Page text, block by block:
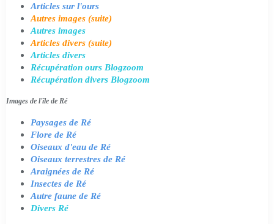
Articles sur l'ours
Autres images (suite)
Autres images
Articles divers (suite)
Articles divers
Récupération ours Blogzoom
Récupération divers Blogzoom
Images de l'île de Ré
Paysages de Ré
Flore de Ré
Oiseaux d'eau de Ré
Oiseaux terrestres de Ré
Araignées de Ré
Insectes de Ré
Autre faune de Ré
Divers Ré